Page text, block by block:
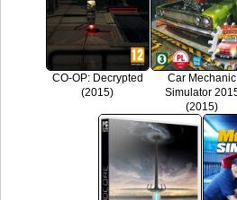
CO-OP: Decrypted
(2015)
Car Mechanic
Simulator
(2015)